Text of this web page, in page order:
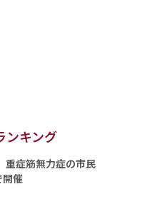
ンキング
症筋無力症の市民
開催